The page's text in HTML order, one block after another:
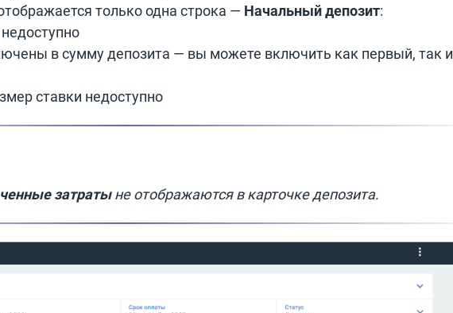
только одна строка — Начальный депозит:
в сумму депозита — вы можете включить как первый, так и
ставки недоступно
затратыне отображаются в карточке депозита.